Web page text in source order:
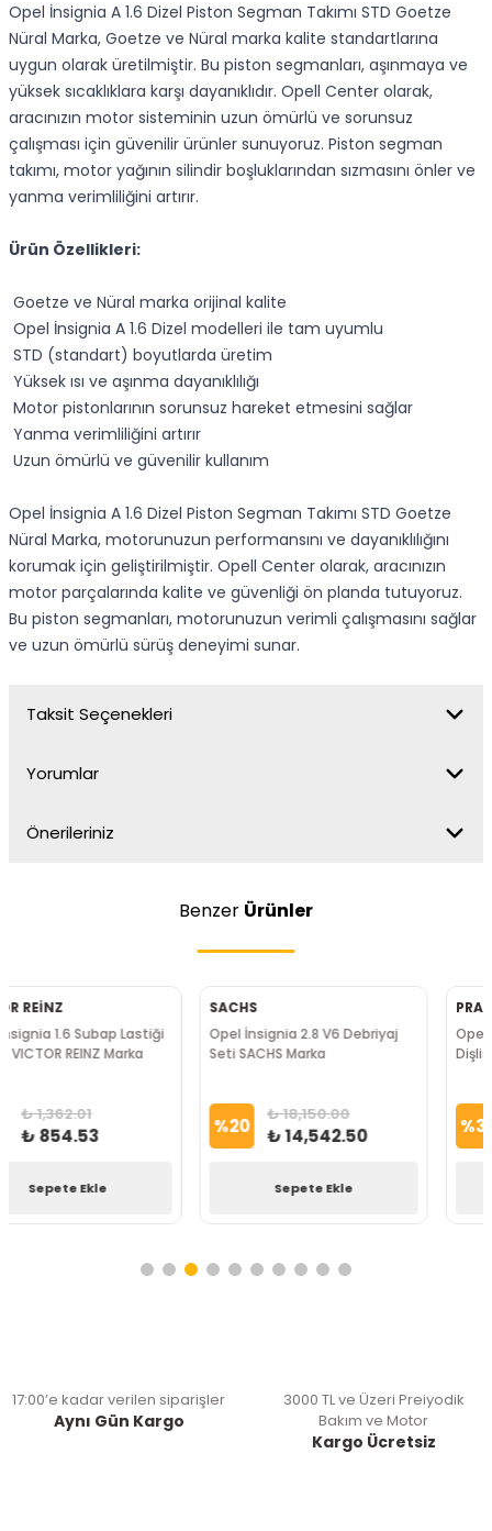
Opel İnsignia A 1.6 Dizel Piston Segman Takımı STD Goetze
Nüral Marka, Goetze ve Nüral marka kalite standartlarına
uygun olarak üretilmiştir. Bu piston segmanları, aşınmaya ve
yüksek sıcaklıklara karşı dayanıklıdır. Opell Center olarak,
aracınızın motor sisteminin uzun ömürlü ve sorunsuz
çalışması için güvenilir ürünler sunuyoruz. Piston segman
takımı, motor yağının silindir boşluklarından sızmasını önler ve
yanma verimliliğini artırır.
Ürün Özellikleri:
Goetze ve Nüral marka orijinal kalite
Opel İnsignia A 1.6 Dizel modelleri ile tam uyumlu
STD (standart) boyutlarda üretim
Yüksek ısı ve aşınma dayanıklılığı
Motor pistonlarının sorunsuz hareket etmesini sağlar
Yanma verimliliğini artırır
Uzun ömürlü ve güvenilir kullanım
Opel İnsignia A 1.6 Dizel Piston Segman Takımı STD Goetze
Nüral Marka, motorunuzun performansını ve dayanıklılığını
korumak için geliştirilmiştir. Opell Center olarak, aracınızın
motor parçalarında kalite ve güvenliği ön planda tutuyoruz.
Bu piston segmanları, motorunuzun verimli çalışmasını sağlar
ve uzun ömürlü sürüş deneyimi sunar.
Taksit Seçenekleri
Yorumlar
Önerileriniz
Benzer Ürünler
PRAKSİS
Opel İnsignia A 1.6 Dizel Krank
Dişlisi Manuel Vites PRAKSSIS
% 36 ₺ 5,319.28
₺ 3,409.86
Sepete Ekle
Opel İnsignia A 1.6 Subap
Takımı SUPSAN Marka
% 37 ₺ 7,229.96
₺ 4,527.53
Sepete Ekle
17:00’e kadar verilen siparişler
Aynı Gün Kargo
3000 TL ve Üzeri Preiyodik
Bakım ve Motor
Kargo Ücretsiz